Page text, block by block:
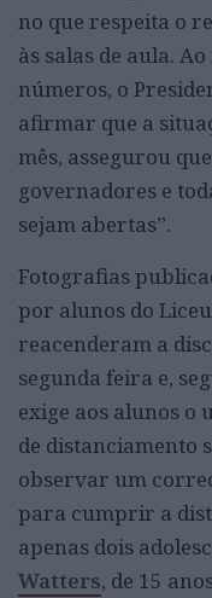
no que respeita o
às salas de aula.
números, o
afirmar que a
mês, assegurou
governadores e
sejam abertas”.
Fotografias
por alunos do
reacenderam a
segunda feira e,
exige aos alunos o
de distanciamento
observar um
para cumprir a
apenas dois
Watters, de 15